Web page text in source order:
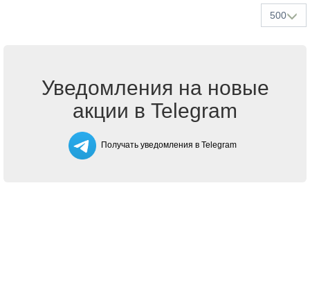
500
Уведомления на новые
акции в Telegram
Получать уведомления в Telegram